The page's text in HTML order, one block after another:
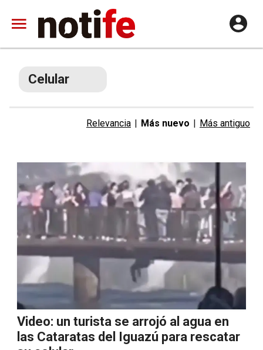
Celular
Relevancia | Más nuevo | Más antiguo
Video: un turista se arrojó al agua en
las Cataratas del Iguazú para rescatar